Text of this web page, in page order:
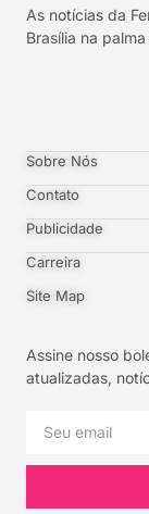
As notícias da
Brasília na
Sobre Nós
Contato
Publicidade
Carreira
Site Map
Assine nosso
atualizadas,